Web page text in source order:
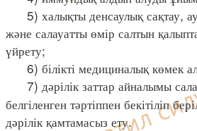
5) халықты денсаулық сақтау,
және салауатты өмір салтын
үйрету;
6) білікті медициналық көмек
7) дәрілік заттар айналымы
белгіленген тәртіппен бекітіліп
дәрілік қамтамасыз ету.